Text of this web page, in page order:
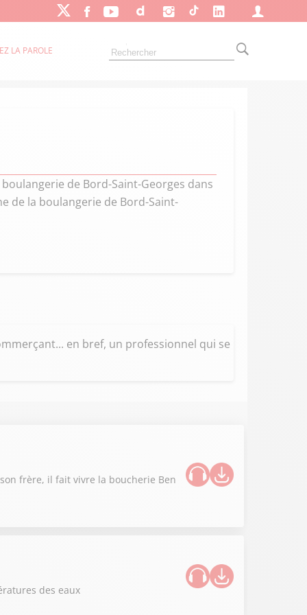
LA PAROLE
de Bord-Saint-Georges dans
de la boulangerie de Bord-Saint-
en bref, un professionnel qui se
frère, il fait vivre la boucherie Ben
des eaux